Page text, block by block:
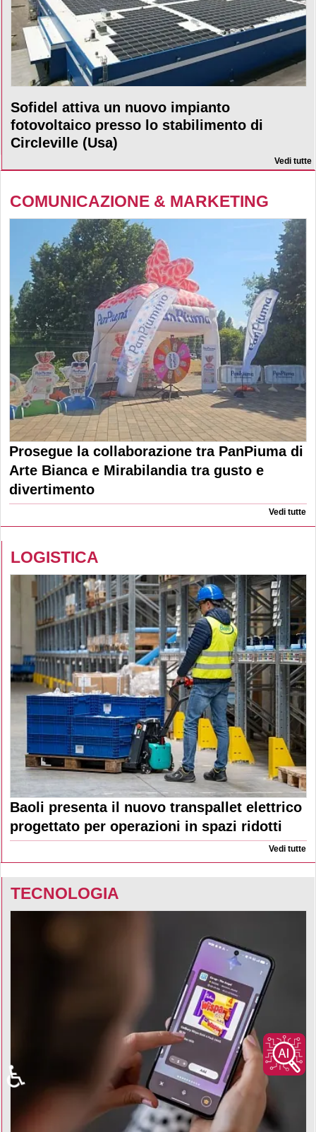
Sofidel attiva un nuovo impianto
fotovoltaico presso lo stabilimento di
Circleville (Usa)
Vedi tutte
COMUNICAZIONE & MARKETING
Prosegue la collaborazione tra PanPiuma di
Arte Bianca e Mirabilandia tra gusto e
divertimento
Vedi tutte
LOGISTICA
Baoli presenta il nuovo transpallet elettrico
progettato per operazioni in spazi ridotti
Vedi tutte
TECNOLOGIA